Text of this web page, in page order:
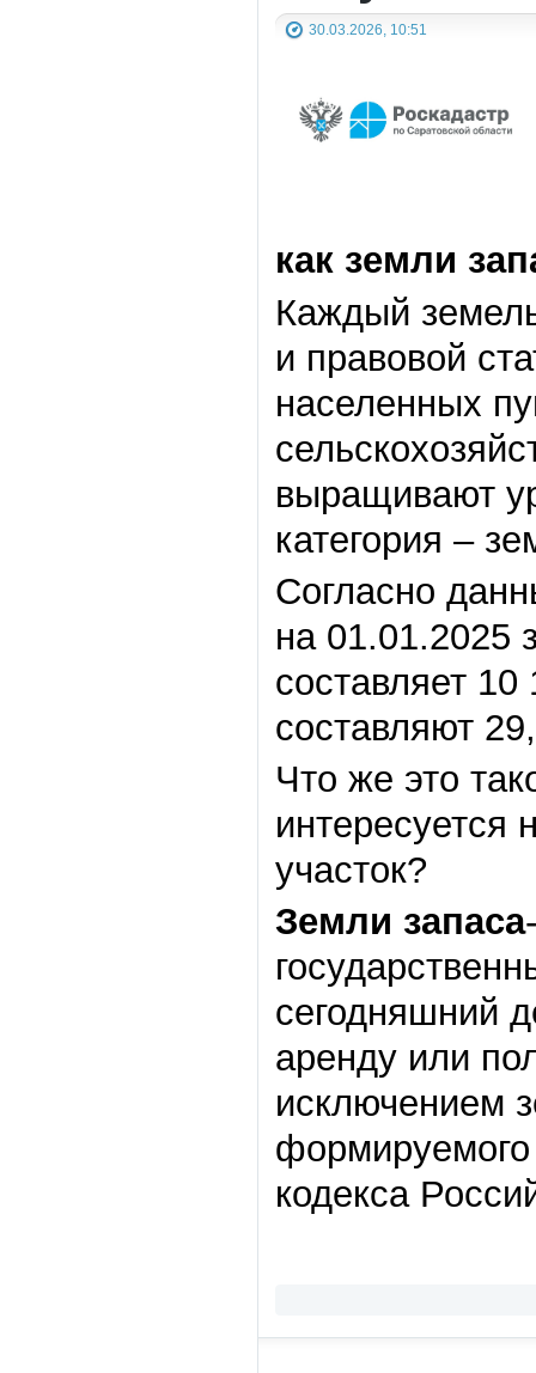
30.03.2026, 10:51
как земли
Каждый
и правовой
населенных
выращивают
категория –
Согласно
на 01.01.2025
составляет
составляют
Что же это
интересуется
участок?
Земли запаса
сегодняшний
аренду или
исключением
формируемого
кодекса